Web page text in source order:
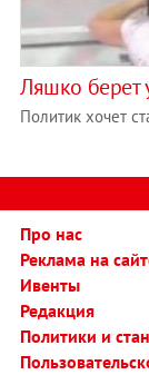
Ляшко берет
Политик хочет
Про нас
Реклама на
Ивенты
Редакция
Политики и